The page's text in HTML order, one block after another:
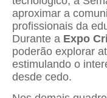
aproximar a
profissionais da
Durante a Expo
poderão explorar
estimulando o
desde cedo.